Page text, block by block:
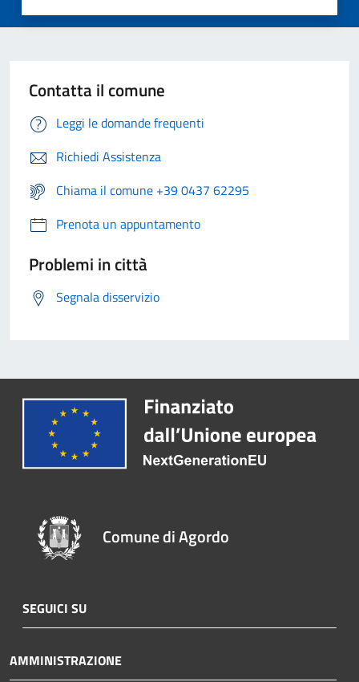
Contatta il comune
Leggi le domande frequenti
Richiedi Assistenza
Chiama il comune +39 0437 62295
Prenota un appuntamento
Problemi in città
Segnala disservizio
Comune di Agordo
SEGUICI SU
AMMINISTRAZIONE